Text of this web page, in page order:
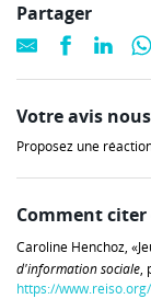
Partager
Votre avis
Proposez une
Comment
Caroline Henchoz,
d'information sociale,
https://